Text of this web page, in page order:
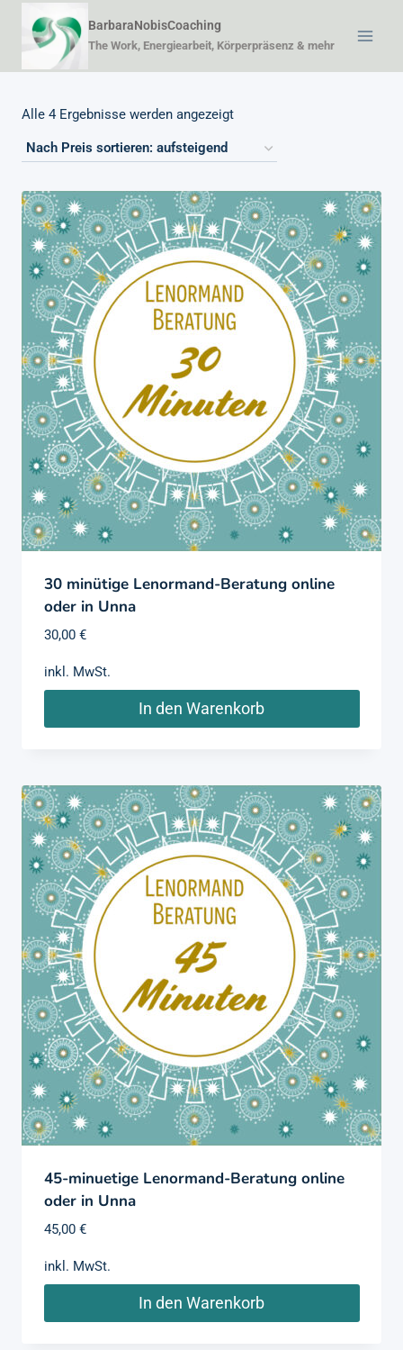
Inhalt
BarbaraNobisCoaching
The Work, Energiearbeit, Körperpräsenz & mehr
Alle 4 Ergebnisse werden angezeigtNach
sortiert:
aufsteigend
30 minütige Lenormand-Beratung online
oder in Unna
30,00 €
inkl. MwSt.
In den Warenkorb
45-minuetige Lenormand-Beratung online
oder in Unna
45,00 €
inkl. MwSt.
In den Warenkorb